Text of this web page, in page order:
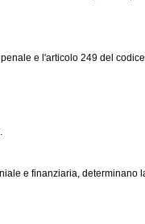
e l'articolo 249 del
e finanziaria, determinano